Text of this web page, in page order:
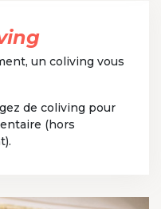
un coliving vous
de coliving pour
(hors